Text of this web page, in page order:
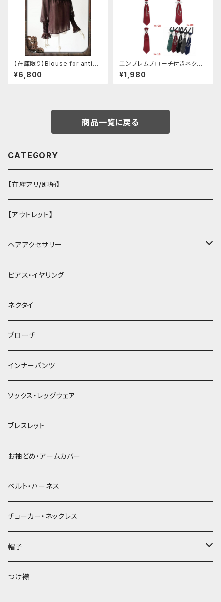
【在庫限り】Blouse for antiqu
e automaton
¥6,800
エンブレムブローチ付きネクタ
イ(レッド)
¥1,980
商品一覧に戻る
CATEGORY
【在庫アリ/即納】
【アウトレット】
ヘアアクセサリー
ヘアクリップ
ヘッドドレス・カチューシャ
ヘアゴム
簪
ピアス・イヤリング
ネクタイ
ブローチ
インナーパンツ
ソックス・レッグウェア
ブレスレット
お袖どめ・アームカバー
ベルト・ハーネス
チョーカー・ネックレス
帽子
ベレー帽
つけ襟